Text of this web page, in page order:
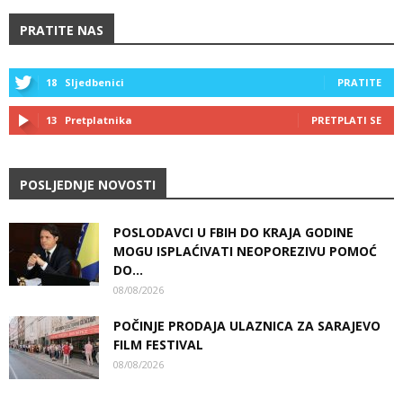
PRATITE NAS
18 Sljedbenici PRATITE
13 Pretplatnika PRETPLATI SE
POSLJEDNJE NOVOSTI
POSLODAVCI U FBIH DO KRAJA GODINE
MOGU ISPLAĆIVATI NEOPOREZIVU POMOĆ
DO...
08/08/2026
POČINJE PRODAJA ULAZNICA ZA SARAJEVO
FILM FESTIVAL
08/08/2026